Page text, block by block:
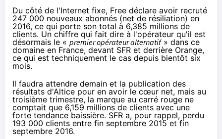
Du côté de l'Internet fixe, Free déclare avoir recruté
247 000 nouveaux abonnés (net de résiliation) en
2016, ce qui porte son total à 6,385 millions de
clients. Un chiffre qui fait dire à l'opérateur qu'il est
désormais le « premier opérateur alternatif» dans ce
domaine en France, devant SFR et derrière Orange,
ce qui est techniquement le cas depuis bientôt six
mois.
Il faudra attendre demain et la publication des
résultats d'Altice pour en avoir le cœur net, mais au
troisième trimestre, la marque au carré rouge ne
comptait que 6,159 millions de clients avec une
forte tendance baissière. SFR a, pour rappel, perdu
193 000 clients entre fin septembre 2015 et fin
septembre 2016.